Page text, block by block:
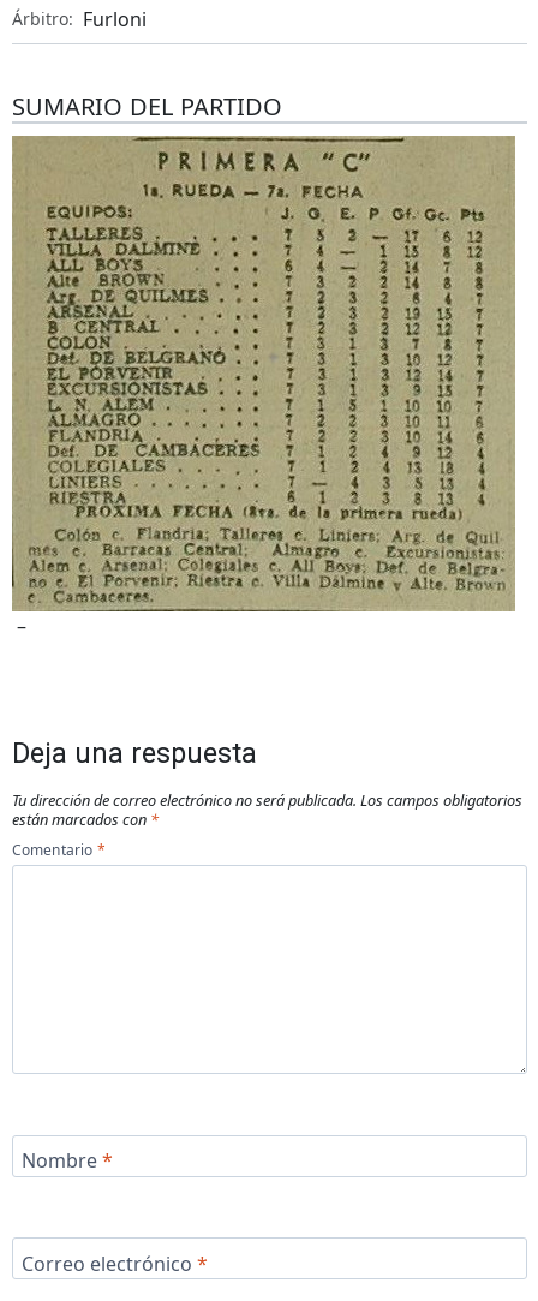
Árbitro: Furloni
SUMARIO DEL PARTIDO
–
Deja una respuesta
Tu dirección de correo electrónico no será publicada. Los campos obligatorios
están marcados con *
Comentario *
Nombre*
Correo electrónico *